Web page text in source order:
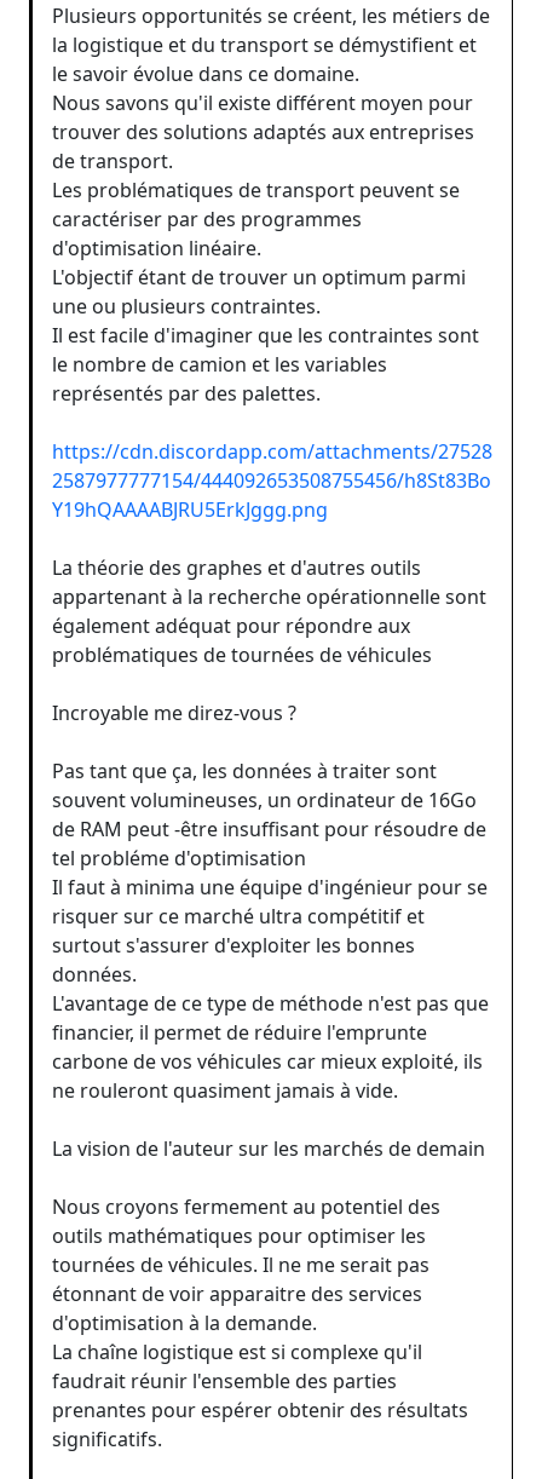
Plusieurs opportunités se créent, les métiers de
la logistique et du transport se démystifient et
le savoir évolue dans ce domaine.
Nous savons qu'il existe différent moyen pour
trouver des solutions adaptés aux entreprises
de transport.
Les problématiques de transport peuvent se
caractériser par des programmes
d'optimisation linéaire.
L'objectif étant de trouver un optimum parmi
une ou plusieurs contraintes.
Il est facile d'imaginer que les contraintes sont
le nombre de camion et les variables
représentés par des palettes.
https://cdn.discordapp.com/attachments/27528
2587977777154/444092653508755456/h8St83Bo
Y19hQAAAABJRU5ErkJggg.png
La théorie des graphes et d'autres outils
appartenant à la recherche opérationnelle sont
également adéquat pour répondre aux
problématiques de tournées de véhicules
Incroyable me direz-vous ?
Pas tant que ça, les données à traiter sont
souvent volumineuses, un ordinateur de 16Go
de RAM peut -être insuffisant pour résoudre de
tel probléme d'optimisation
Il faut à minima une équipe d'ingénieur pour se
risquer sur ce marché ultra compétitif et
surtout s'assurer d'exploiter les bonnes
données.
L'avantage de ce type de méthode n'est pas que
financier, il permet de réduire l'emprunte
carbone de vos véhicules car mieux exploité, ils
ne rouleront quasiment jamais à vide.
La vision de l'auteur sur les marchés de demain
Nous croyons fermement au potentiel des
outils mathématiques pour optimiser les
tournées de véhicules. Il ne me serait pas
étonnant de voir apparaitre des services
d'optimisation à la demande.
La chaîne logistique est si complexe qu'il
faudrait réunir l'ensemble des parties
prenantes pour espérer obtenir des résultats
significatifs.